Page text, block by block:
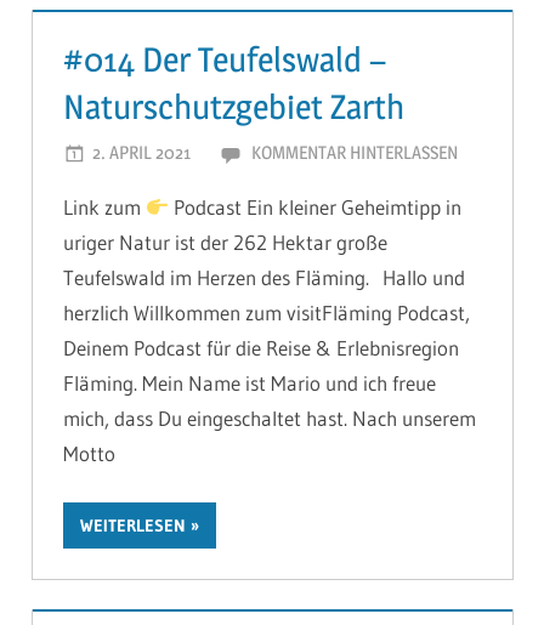
#014 Der Teufelswald –
Naturschutzgebiet Zarth
2. APRIL 2021 MARIOHAGEN
KOMMENTAR HINTERLASSEN
Link zum
Podcast Ein kleiner Geheimtipp in
uriger Natur ist der 262 Hektar große
Teufelswald im Herzen des Fläming. Hallo und
herzlich Willkommen zum visitFläming Podcast,
Deinem Podcast für die Reise & Erlebnisregion
Fläming. Mein Name ist Mario und ich freue
mich, dass Du eingeschaltet hast. Nach unserem
Motto
WEITERLESEN